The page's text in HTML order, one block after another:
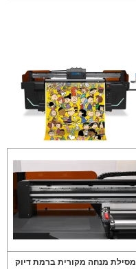
מסילת מנחה מקורית ברמת דיוק